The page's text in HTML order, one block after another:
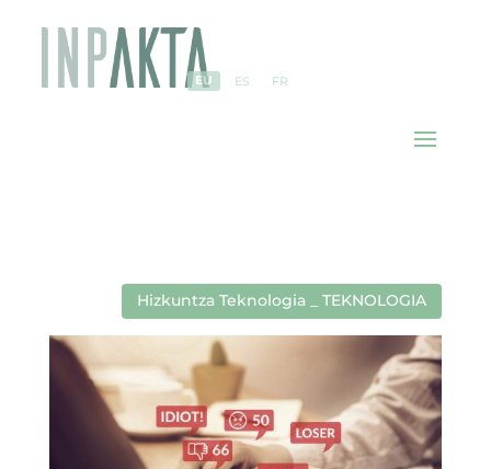
EU ES FR
Hizkuntza Teknologia _ TEKNOLOGIA